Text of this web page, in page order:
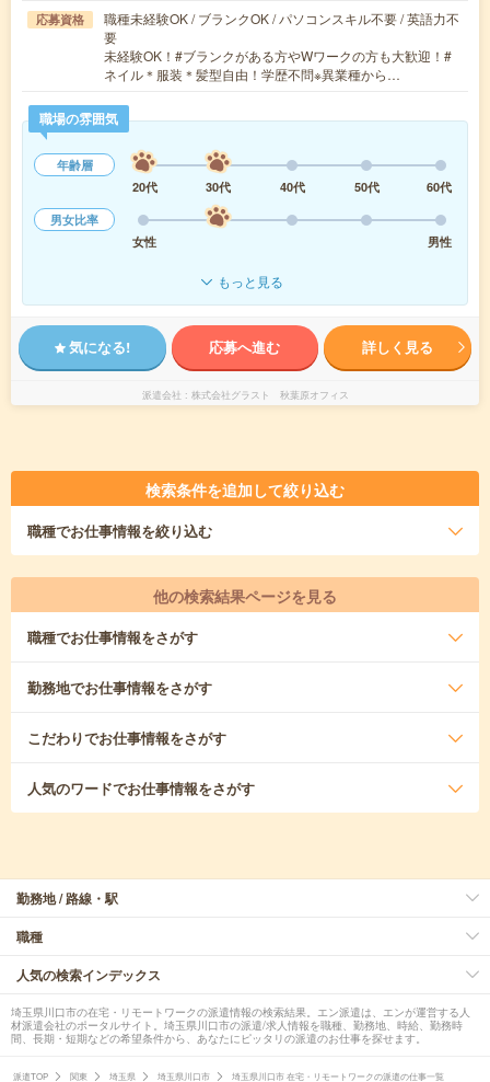
応募資格
職種未経験OK / ブランクOK / パソコンスキル不要 / 英語力不
要
未経験OK！#ブランクがある方やWワークの方も大歓迎！#
ネイル＊服装＊髪型自由！学歴不問※異業種から…
職場の雰囲気
年齢層
20代
30代 40代 50代
60代
男女比率
女性
男性
もっと見る
気になる! 応募へ進む 詳しく見る
派遣会社 株式会社グラスト 秋葉原オフィス
検索条件を追加して絞り込む
職種でお仕事情報を絞り込む
他の検索結果ページを見る
職種でお仕事情報をさがす
勤務地でお仕事情報をさがす
こだわりでお仕事情報をさがす
人気のワードでお仕事情報をさがす
勤務地 / 路線・駅
職種
人気の検索インデックス
埼玉県川口市の在宅・リモートワークの派遣情報の検索結果。エン派遣は、エンが運営する人
材派遣会社のポータルサイト。埼玉県川口市の派遣/求人情報を職種、勤務地、時給、勤務時
間、長期・短期などの希望条件から、あなたにピッタリの派遣のお仕事を探せます。
派遣TOP 関東 埼玉県 埼玉県川口市 埼玉県川口市 在宅・リモートワークの派遣の仕事一覧